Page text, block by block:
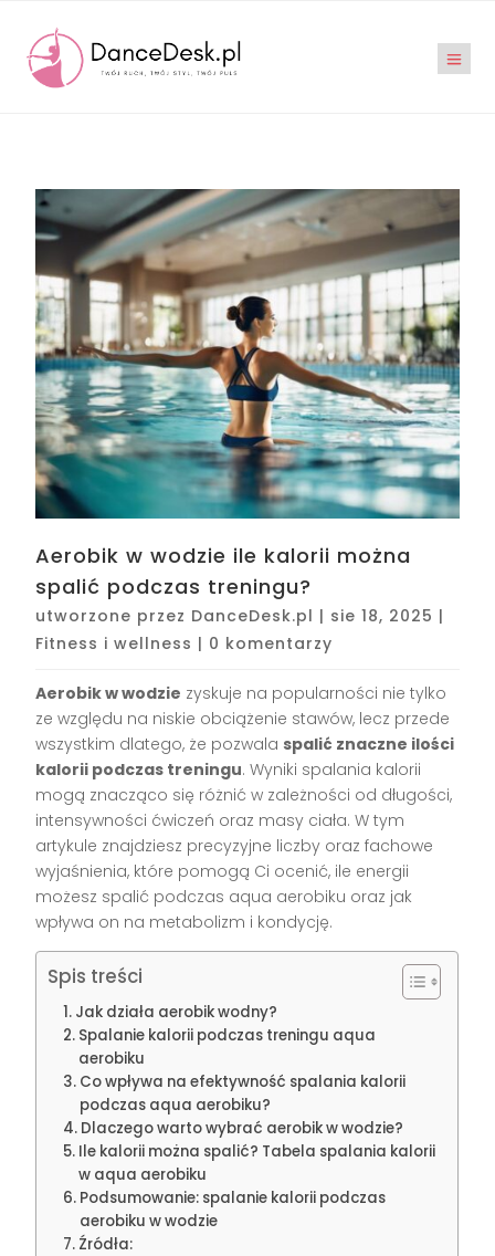
Aerobik w wodzie ile kalorii można
spalić podczas treningu?
utworzone przez DanceDesk.pl | sie 18, 2025 |
Fitness i wellness | 0 komentarzy
Aerobik w wodzie zyskuje na popularności nie tylko
ze względu na niskie obciążenie stawów, lecz przede
wszystkim dlatego, że pozwala spalić znaczne ilości
kalorii podczas treningu. Wyniki spalania kalorii
mogą znacząco się różnić w zależności od długości,
intensywności ćwiczeń oraz masy ciała. W tym
artykule znajdziesz precyzyjne liczby oraz fachowe
wyjaśnienia, które pomogą Ci ocenić, ile energii
możesz spalić podczas aqua aerobiku oraz jak
wpływa on na metabolizm i kondycję.
Spis treści
Jak działa aerobik wodny?
Spalanie kalorii podczas treningu aqua
aerobiku
Co wpływa na efektywność spalania kalorii
podczas aqua aerobiku?
Dlaczego warto wybrać aerobik w wodzie?
Ile kalorii można spalić? Tabela spalania kalorii
w aqua aerobiku
Podsumowanie: spalanie kalorii podczas
aerobiku w wodzie
Źródła: